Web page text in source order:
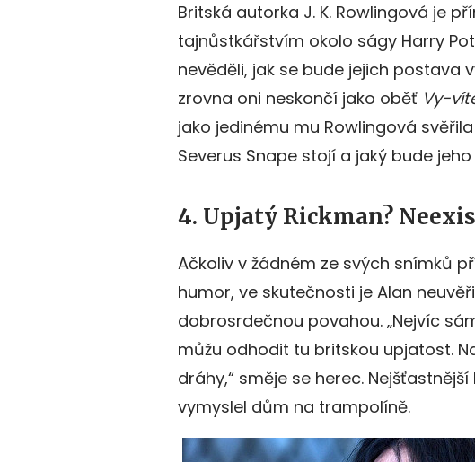
Britská autorka J. K. Rowlingová je
tajnůstkářstvím okolo ságy Harry
nevěděli, jak se bude jejich postava
zrovna oni neskončí jako oběť Vy-
jako jedinému mu Rowlingová
Severus Snape stojí a jaký bude
4. Upjatý Rickman?
Ačkoliv v žádném ze svých snímků
humor, ve skutečnosti je Alan
dobrosrdečnou povahou. „Nejvíc
můžu odhodit tu britskou upjatost.
dráhy,“ směje se herec.
vymyslel dům na trampolíně.